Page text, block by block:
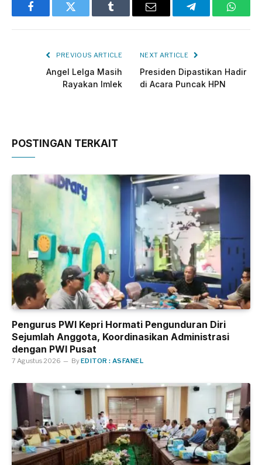
FacebookTwitter Tumblr Email Telegram
PREVIOUS ARTICLE
Angel Lelga Masih
Rayakan Imlek
NEXT ARTICLE
Presiden Dipastikan Hadir
di Acara Puncak HPN
POSTINGAN TERKAIT
Pengurus PWI Kepri Hormati Pengunduran Diri
Sejumlah Anggota, Koordinasikan Administrasi
dengan PWI Pusat
7 Agustus 2026 ByEDITOR : ASFANEL